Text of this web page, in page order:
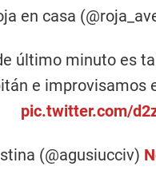
en casa
último minuto es
e improvisamos
pic.twitter.com/
(@agusiucciv)